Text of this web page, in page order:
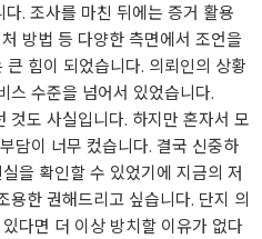
. 조사를 마친 뒤에는 증거 활용
방법 등 다양한 측면에서 조언을
힘이 되었습니다. 의뢰인의 상황
스 수준을 넘어서 있었습니다.
것도 사실입니다. 하지만 혼자서 모
담이 너무 컸습니다. 결국 신중하
을 확인할 수 있었기에 지금의 저
용한 권해드리고 싶습니다. 단지 의
다면 더 이상 방치할 이유가 없다